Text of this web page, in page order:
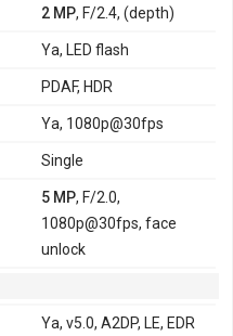
2 MP, F/2.4, (depth)
Ya, LED flash
PDAF, HDR
Ya, 1080p@30fps
Single
5 MP, F/2.0,
1080p@30fps, face
unlock
Ya, v5.0, A2DP, LE, EDR